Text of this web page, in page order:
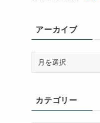
アーカイブ
ブカテゴリー